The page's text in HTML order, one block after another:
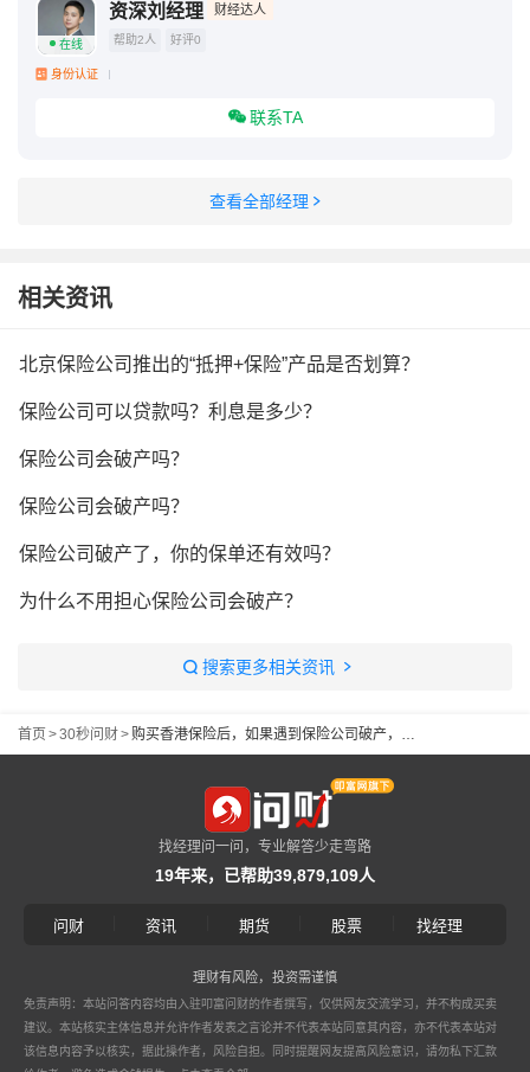
在线
资深刘经理 财经达人
帮助2人 好评0
身份认证
联系TA
查看全部经理
相关资讯
北京保险公司推出的“抵押+保险”产品是否划算？
保险公司可以贷款吗？利息是多少？
保险公司会破产吗？
保险公司会破产吗？
保险公司破产了，你的保单还有效吗？
为什么不用担心保险公司会破产？
搜索更多相关资讯
首页 >30秒问财> 购买香港保险后，如果遇到保险公司破产，我的权益会受到影响吗？
找经理问一问，专业解答少走弯路
19年来，已帮助39,879,109人
问财 资讯 期货 股票 找经理
理财有风险，投资需谨慎
免责声明：本站问答内容均由入驻叩富问财的作者撰写，仅供网友交流学习，并不构成买卖
建议。本站核实主体信息并允许作者发表之言论并不代表本站同意其内容，亦不代表本站对
该信息内容予以核实，据此操作者，风险自担。同时提醒网友提高风险意识，请勿私下汇款